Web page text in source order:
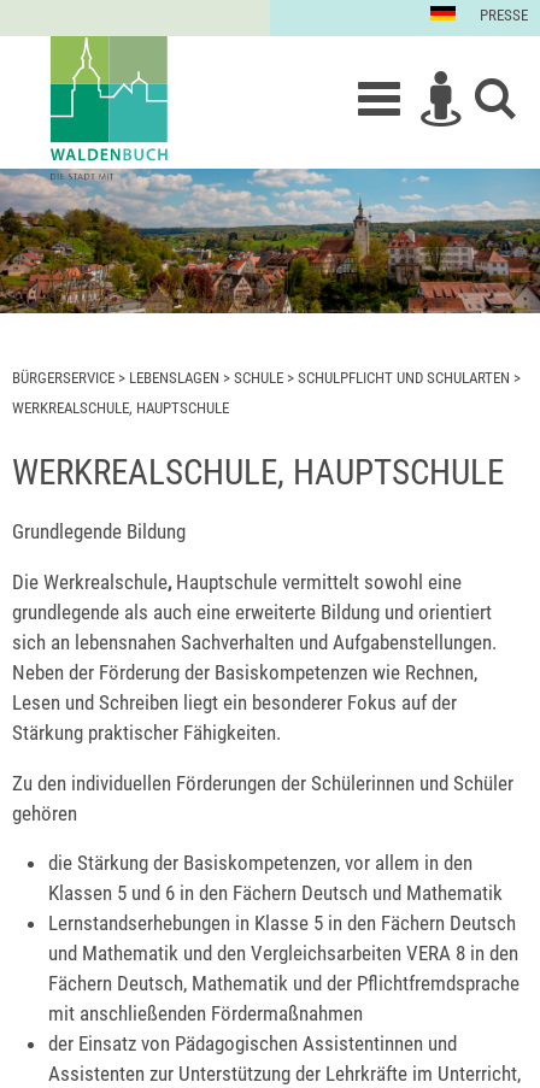
PRESSE
BÜRGERSERVICE > LEBENSLAGEN > SCHULE > SCHULPFLICHT UND SCHULARTEN >
WERKREALSCHULE, HAUPTSCHULE
WERKREALSCHULE, HAUPTSCHULE
Grundlegende Bildung
Die Werkrealschule, Hauptschule vermittelt sowohl eine
grundlegende als auch eine erweiterte Bildung und orientiert
sich an lebensnahen Sachverhalten und Aufgabenstellungen.
Neben der Förderung der Basiskompetenzen wie Rechnen,
Lesen und Schreiben liegt ein besonderer Fokus auf der
Stärkung praktischer Fähigkeiten.
Zu den individuellen Förderungen der Schülerinnen und Schüler
gehören
die Stärkung der Basiskompetenzen, vor allem in den
Klassen 5 und 6 in den Fächern Deutsch und Mathematik
Lernstandserhebungen in Klasse 5 in den Fächern Deutsch
und Mathematik und den Vergleichsarbeiten VERA 8 in den
Fächern Deutsch, Mathematik und der Pflichtfremdsprache
mit anschließenden Fördermaßnahmen
der Einsatz von Pädagogischen Assistentinnen und
Assistenten zur Unterstützung der Lehrkräfte im Unterricht,